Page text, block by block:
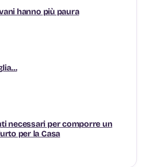
hanno più paura
necessari per comporre un
per la Casa